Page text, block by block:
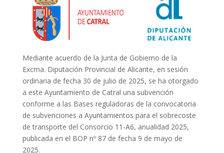
Mediante acuerdo de la Junta de Gobierno de la
Excma. Diputación Provincial de Alicante, en sesión
ordinaria de fecha 30 de julio de 2025, se ha otorgado
a este Ayuntamiento de Catral una subvención
conforme a las Bases reguladoras de la convocatoria
de subvenciones a Ayuntamientos para el sobrecoste
de transporte del Consorcio 11-A6, anualidad 2025,
publicada en el BOP nº 87 de fecha 9 de mayo de
2025.